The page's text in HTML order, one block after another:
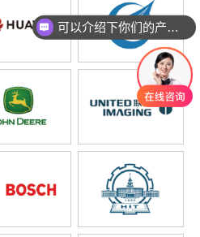
可以介绍下你们的产品么